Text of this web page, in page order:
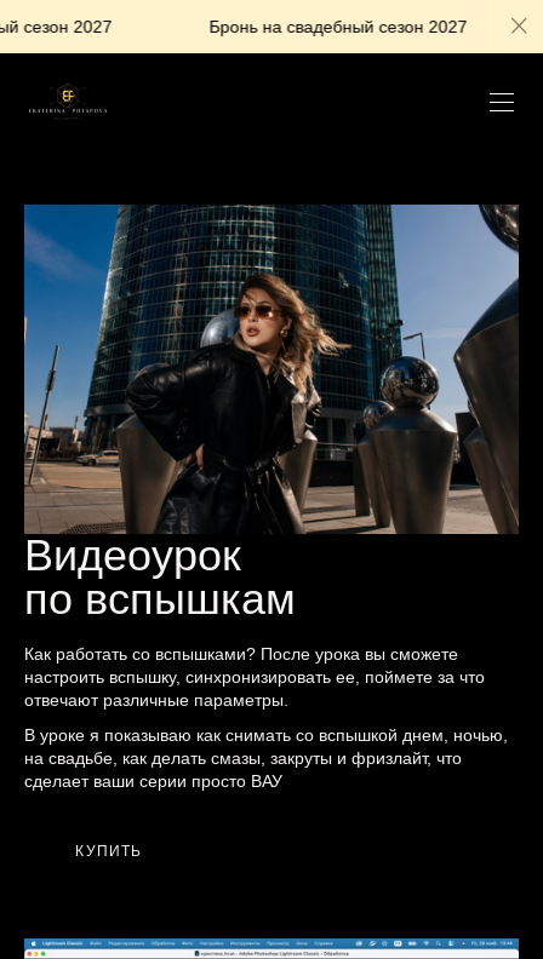
сезон 2027 Бронь на свадебный сезон 2027
Видеоурок
по вспышкам
Как работать со вспышками? После урока вы сможете
настроить вспышку, синхронизировать ее, поймете за что
отвечают различные параметры.
В уроке я показываю как снимать со вспышкой днем, ночью,
на свадьбе, как делать смазы, закруты и фризлайт, что
сделает ваши серии просто ВАУ
КУПИТЬ